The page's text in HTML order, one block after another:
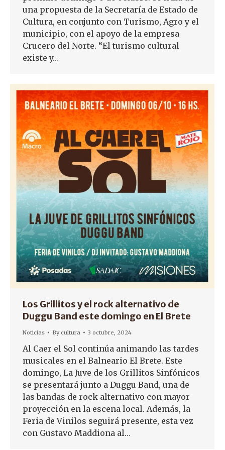
una propuesta de la Secretaría de Estado de
Cultura, en conjunto con Turismo, Agro y el
municipio, con el apoyo de la empresa
Crucero del Norte. “El turismo cultural
existe y…
Los Grillitos y el rock alternativo de
Duggu Band este domingo en El Brete
Noticias Bycultura 3 octubre, 2024
Al Caer el Sol continúa animando las tardes
musicales en el Balneario El Brete. Este
domingo, La Juve de los Grillitos Sinfónicos
se presentará junto a Duggu Band, una de
las bandas de rock alternativo con mayor
proyección en la escena local. Además, la
Feria de Vinilos seguirá presente, esta vez
con Gustavo Maddiona al…